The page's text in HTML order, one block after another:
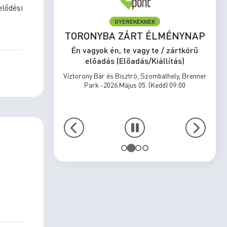
ELŐADÁS/KIÁLLÍTÁS
MEGÁLLNI TILOS,
NOSZTALGIÁZNI KÖTELEZŐ
Én vagyok én, te vagy te / zártkörű
előadás (Előadás/Kiállítás)
Víztorony Bár és Bisztró, Szombathely, Brenner